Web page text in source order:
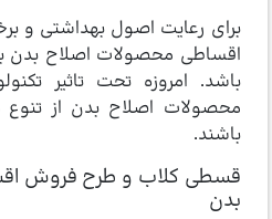
برای رعایت اصول بهداشتی و
اقساطی محصولات اصلاح بدن
باشد. امروزه تحت تاثیر
محصولات اصلاح بدن از تنوع
باشند.
قسطی کلاب و طرح فروش
بدن